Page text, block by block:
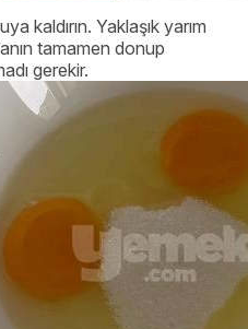
kaldırın. Yaklaşık yarım
tamamen donup
gerekir.